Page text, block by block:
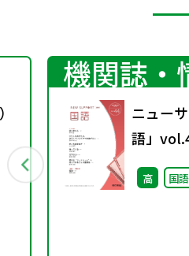
機関誌・
ニュー
語」
号）
高 国語